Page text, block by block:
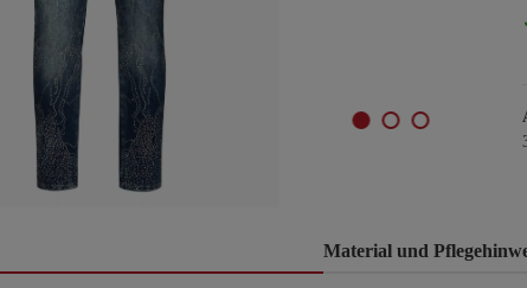
Material und